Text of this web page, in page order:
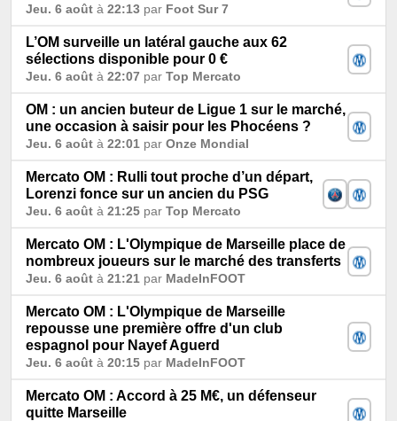
Jeu. 6 août à 22:13 par Foot Sur 7
L’OM surveille un latéral gauche aux 62
sélections disponible pour 0 €
Jeu. 6 août à 22:07 par Top Mercato
OM : un ancien buteur de Ligue 1 sur le marché,
une occasion à saisir pour les Phocéens ?
Jeu. 6 août à 22:01 par Onze Mondial
Mercato OM : Rulli tout proche d’un départ,
Lorenzi fonce sur un ancien du PSG
Jeu. 6 août à 21:25 par Top Mercato
Mercato OM : L'Olympique de Marseille place de
nombreux joueurs sur le marché des transferts
Jeu. 6 août à 21:21 par MadeInFOOT
Mercato OM : L'Olympique de Marseille
repousse une première offre d'un club
espagnol pour Nayef Aguerd
Jeu. 6 août à 20:15 par MadeInFOOT
Mercato OM : Accord à 25 M€, un défenseur
quitte Marseille